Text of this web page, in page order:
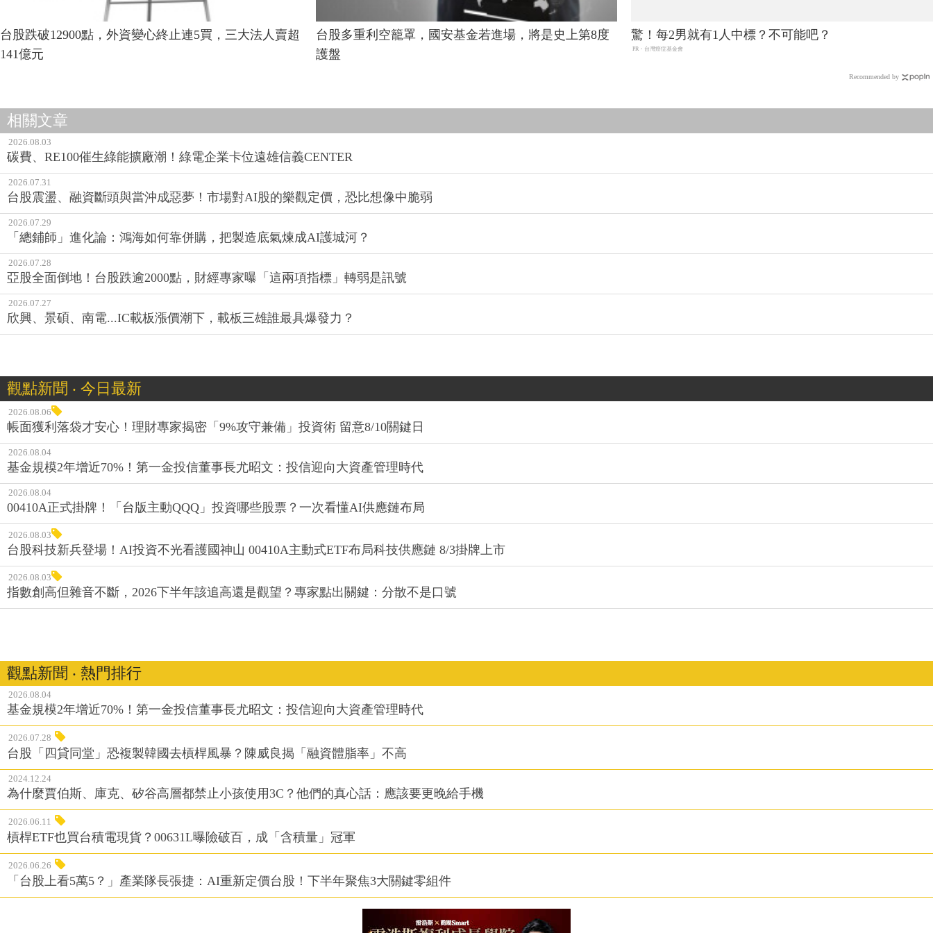
台股跌破12900點，外資變心終止連5買，三大法人賣超
141億元
台股多重利空籠罩，國安基金若進場，將是史上第8度
護盤
驚！每2男就有1人中標？不可能吧？
PR・台灣癌症基金會
Recommended by
相關文章
2026.08.03
碳費、RE100催生綠能擴廠潮！綠電企業卡位遠雄信義CENTER
2026.07.31
台股震盪、融資斷頭與當沖成惡夢！市場對AI股的樂觀定價，恐比想像中脆弱
2026.07.29
「總鋪師」進化論：鴻海如何靠併購，把製造底氣煉成AI護城河？
2026.07.28
亞股全面倒地！台股跌逾2000點，財經專家曝「這兩項指標」轉弱是訊號
2026.07.27
欣興、景碩、南電...IC載板漲價潮下，載板三雄誰最具爆發力？
觀點新聞 ‧ 今日最新
2026.08.06
帳面獲利落袋才安心！理財專家揭密「9%攻守兼備」投資術 留意8/10關鍵日
2026.08.04
基金規模2年增近70%！第一金投信董事長尤昭文：投信迎向大資產管理時代
2026.08.04
00410A正式掛牌！「台版主動QQQ」投資哪些股票？一次看懂AI供應鏈布局
2026.08.03
台股科技新兵登場！AI投資不光看護國神山 00410A主動式ETF布局科技供應鏈 8/3掛牌上市
2026.08.03
指數創高但雜音不斷，2026下半年該追高還是觀望？專家點出關鍵：分散不是口號
觀點新聞 ‧ 熱門排行
2026.08.04
基金規模2年增近70%！第一金投信董事長尤昭文：投信迎向大資產管理時代
2026.07.28
台股「四貸同堂」恐複製韓國去槓桿風暴？陳威良揭「融資體脂率」不高
2024.12.24
為什麼賈伯斯、庫克、矽谷高層都禁止小孩使用3C？他們的真心話：應該要更晚給手機
2026.06.11
槓桿ETF也買台積電現貨？00631L曝險破百，成「含積量」冠軍
2026.06.26
「台股上看5萬5？」產業隊長張捷：AI重新定價台股！下半年聚焦3大關鍵零組件